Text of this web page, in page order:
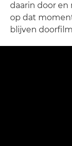
daarin door
op dat
blijven